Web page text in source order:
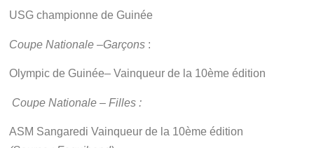
USG championne de Guinée
Coupe Nationale –Garçons :
Olympic de Guinée– Vainqueur de la 10ème édition
Coupe Nationale – Filles :
ASM Sangaredi Vainqueur de la 10ème édition